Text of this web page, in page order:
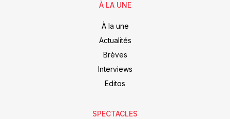
À LA UNE
À la une
Actualités
Brèves
Interviews
Editos
SPECTACLES